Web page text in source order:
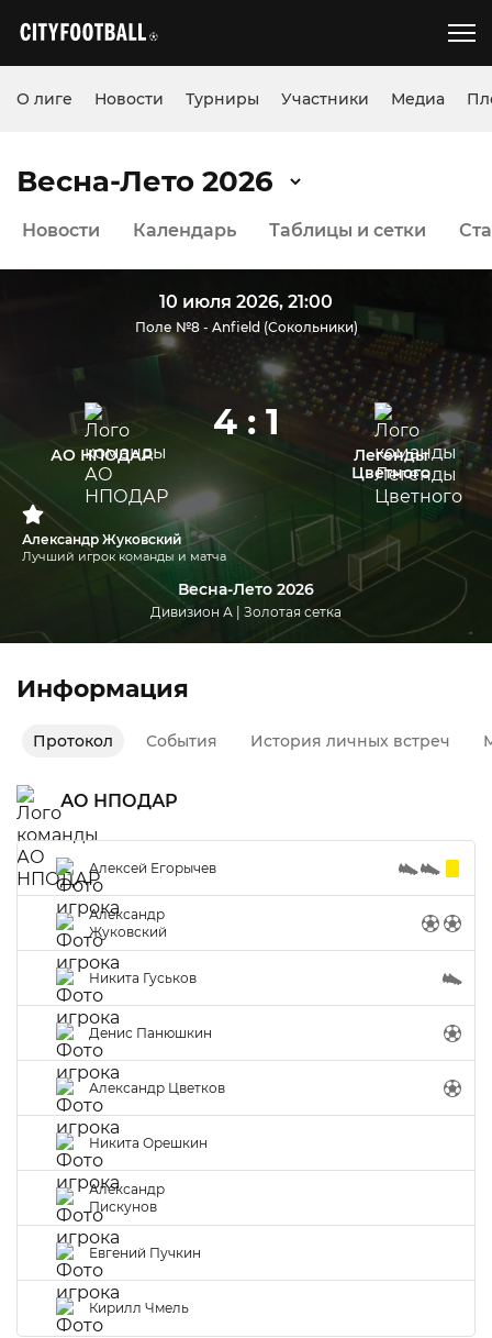
О лиге Новости Турниры Участники Медиа
Весна-Лето 2026
Новости Календарь Таблицы и сетки
10 июля 2026, 21:00
Поле №8 - Anfield (Сокольники)
АО НПОДАР
4 : 1
Легенды
Цветного
Александр Жуковский
Лучший игрок команды и матча
Весна-Лето 2026
Дивизион А | Золотая сетка
Информация
Протокол События История личных встреч
АО НПОДАР
Алексей Егорычев
Александр
Жуковский
Никита Гуськов
Денис Панюшкин
Александр Цветков
Никита Орешкин
Александр
Пискунов
Евгений Пучкин
Кирилл Чмель